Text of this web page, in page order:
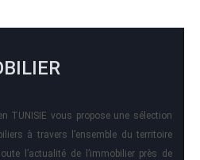
TUNISIE vous propose une sélection
à travers l’ensemble du territoire
l’actualité de l’immobilier près de